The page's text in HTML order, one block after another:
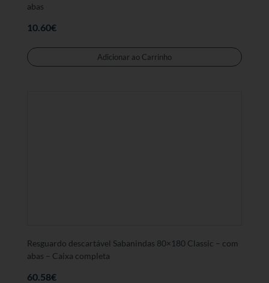
abas
10.60€
Adicionar ao Carrinho
Resguardo descartável Sabanindas 80×180 Classic – com
abas – Caixa completa
60.58€